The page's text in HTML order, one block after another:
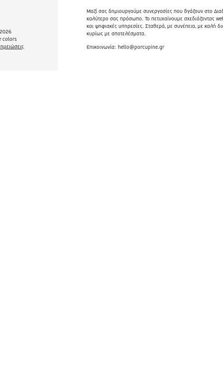
colors
Μαζί σας δημιουργούμε συνεργασίες που βγάζουν στο
καλύτερο σας πρόσωπο. Το πετυχαίνουμε σχεδιάζοντας
και ψηφιακές υπηρεσίες. Σταθερά, με συνέπεια, με καλή
κυρίως με αποτελέσματα.
Επικοινωνία: hello@porcupine.gr